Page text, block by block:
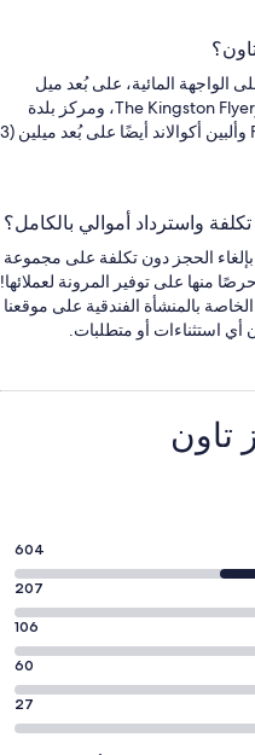
الواجهة المائية، على بُعد ميل
واحد (2 كم) من بحيرة واكاتيبو، وThe Kingston Flyer، ومركز بلدة
ريماركبلز بارك.Frankton Beach وألبين أكوالاند أيضًا على بُعد ميلين (3
واسترداد أموالي بالكامل؟
الحجز دون تكلفة على مجموعة
منها على توفير المرونة لعملائها!
بالمنشأة الفندقية على موقعنا
أي استثناءات أو متطلبات.
604
207
106
60
27